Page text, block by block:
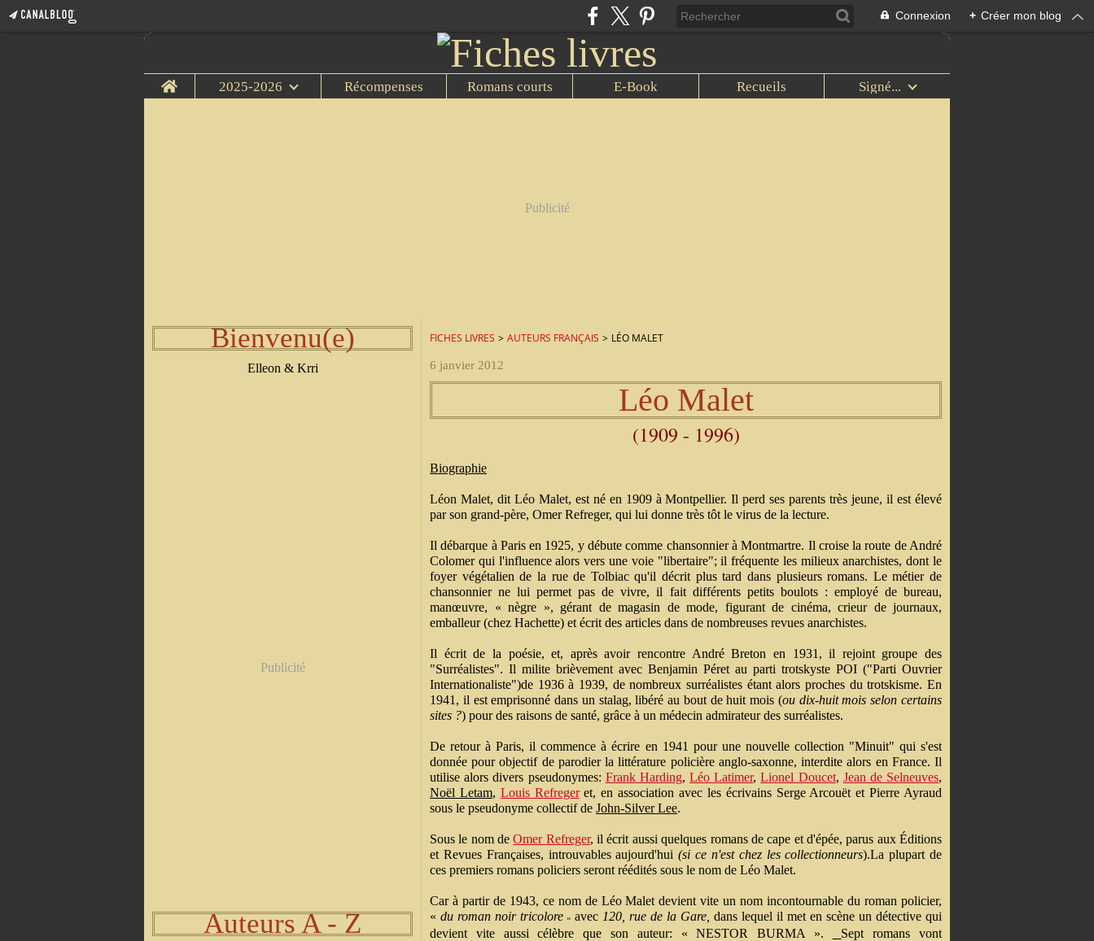
Connexion + Créer mon blog
Home 2025-2026 Récompenses Romans courts E-Book Recueils Signé...
Publicité
Bienvenu(e)
Elleon & Krri
Publicité
Auteurs A - Z
FICHES LIVRES > AUTEURS FRANÇAIS > LÉO MALET
6 janvier 2012
Léo Malet
(1909 - 1996)
Biographie
Léon Malet, dit Léo Malet, est né en 1909 à Montpellier. Il perd ses parents très jeune, il est élevé
par son grand-père, Omer Refreger, qui lui donne très tôt le virus de la lecture.
Il débarque à Paris en 1925, y débute comme chansonnier à Montmartre. Il croise la route de André
Colomer qui l'influence alors vers une voie "libertaire"; il fréquente les milieux anarchistes, dont le
foyer végétalien de la rue de Tolbiac qu'il décrit plus tard dans plusieurs romans. Le métier de
chansonnier ne lui permet pas de vivre, il fait différents petits boulots : employé de bureau,
manœuvre, « nègre », gérant de magasin de mode, figurant de cinéma, crieur de journaux,
emballeur (chez Hachette) et écrit des articles dans de nombreuses revues anarchistes.
Il écrit de la poésie, et, après avoir rencontre André Breton en 1931, il rejoint groupe des
"Surréalistes". Il milite brièvement avec Benjamin Péret au parti trotskyste POI ("Parti Ouvrier
Internationaliste")de 1936 à 1939, de nombreux surréalistes étant alors proches du trotskisme. En
1941, il est emprisonné dans un stalag, libéré au bout de huit mois (ou dix-huit mois selon certains
sites ?) pour des raisons de santé, grâce à un médecin admirateur des surréalistes.
De retour à Paris, il commence à écrire en 1941 pour une nouvelle collection "Minuit" qui s'est
donnée pour objectif de parodier la littérature policière anglo-saxonne, interdite alors en France. Il
utilise alors divers pseudonymes: Frank Harding,Léo Latimer,Lionel Doucet, Jean de Selneuves,
Noël Letam, Louis Refregeret, en association avec les écrivains Serge Arcouët et Pierre Ayraud
sous le pseudonyme collectif de John-Silver Lee.
Sous le nom deOmer Refreger, il écrit aussi quelques romans de cape et d'épée, parus aux Éditions
et Revues Françaises, introuvables aujourd'hui(si ce n'est chez les collectionneurs).La plupart de
ces premiers romans policiers seront réédités sous le nom de Léo Malet.
Car à partir de 1943, ce nom de Léo Malet devient vite un nom incontournable du roman policier,
« du roman noir tricolore » avec 120, rue de la Gare, dans lequel il met en scène un détective qui
devient vite aussi célèbre que son auteur: « NESTOR BURMA ».
Sept romans vont